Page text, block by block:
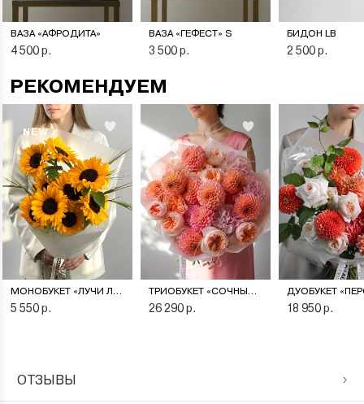
ВАЗА «АФРОДИТА»
4 500 р.
ВАЗА «ГЕФЕСТ» S
3 500 р.
БИДОН LB
2 500 р.
РЕКОМЕНДУЕМ
NEW
МОНОБУКЕТ «ЛУЧИ ЛЕТА»
5 550 р.
ТРИОБУКЕТ «СОЧНЫЙ ПЕРСИК»
26 290 р. 18 950 р.
ОТЗЫВЫ